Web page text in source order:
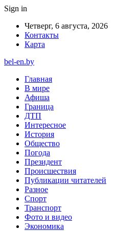
Sign in
Четверг, 6 августа, 2026
Контакты
Карта
bel-en.by
Главная
В мире
Афиша
Граница
ДТП
Интересное
История
Общество
Погода
Президент
Происшествия
Публикации читателей
Разное
Спорт
Транспорт
Фото и видео
Экономика